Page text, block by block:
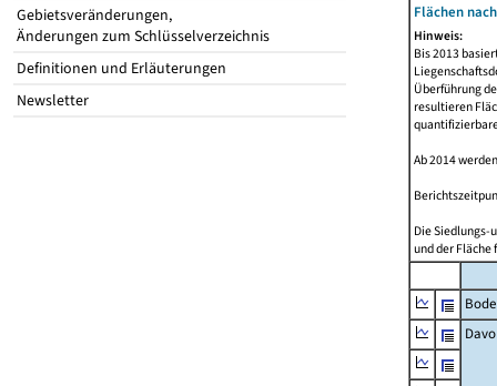
Gebietsveränderungen,
Änderungen zum Schlüsselverzeichnis
Definitionen und Erläuterungen
Newsletter
Flächen
Hinweis:
Bis 2013
Überführung
resultieren
Ab 2014
Die Siedlungs-
und der Fläche